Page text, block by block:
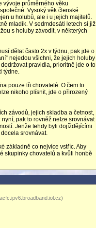
vývoje průměrného věku
Vysoký věk členské
u holubů, ale i u jejich majitelů.
mladík. V sedmdesáti letech si již
s holuby závodit, v některých
dělat často 2x v týdnu, pak jde o
nejedou všichni, že jejich holuby
pravidla, prioritně jde o
týdne.
pouze tři chovatelé. O čem to
nikoho plísnit, jde o přirozený
závodů, jejich skladba a četnost,
pak to rovněž nelze srovnávat
Jenže tehdy byli dojíždějícími
srovnávat.
základně co nejvíce vstříc. Aby
skupinky chovatelů a kvůli honbě